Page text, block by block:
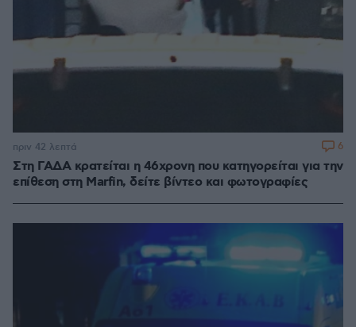
Στη ΓΑΔΑ κρατείται η 46χρονη που κατηγορείται για την
επίθεση στη Marfin, δείτε βίντεο και φωτογραφίες
πριν 42 λεπτά 6